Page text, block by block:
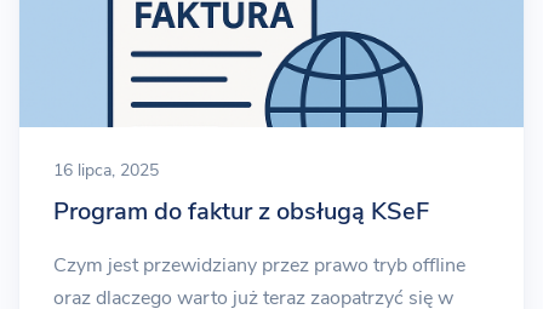
16 lipca, 2025
Program do faktur z obsługą KSeF
Czym jest przewidziany przez prawo tryb offline
oraz dlaczego warto już teraz zaopatrzyć się w